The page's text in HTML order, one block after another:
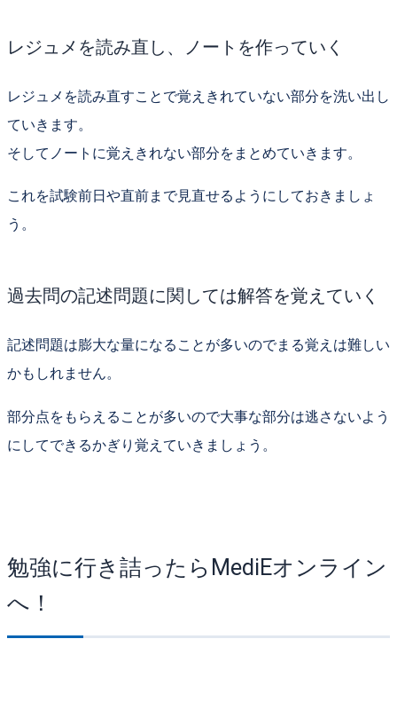
レジュメを読み直し、ノートを作っていく
レジュメを読み直すことで覚えきれていない部分を洗い出し
ていきます。
そして ノートに覚えきれない部分をまとめていきます。
これを試験前日や直前まで見直せるようにしておきましょ
う。
過去問の記述問題に関しては解答を覚えていく
記述問題は膨大な量になることが多いのでまる覚えは難しい
かもしれません。
部分点をもらえることが多いので大事な部分は逃さないよう
にしてできるかぎり覚えていきましょう。
勉強に行き詰ったらMediEオンライン
へ！